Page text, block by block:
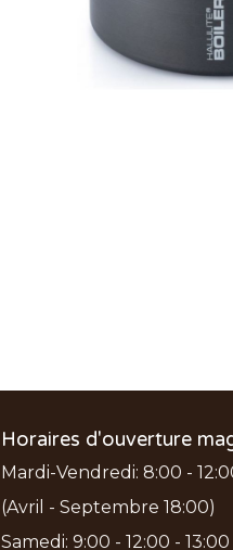
Horaires d'ouverture
Mardi-Vendredi: 8:00 -
(Avril - Septembre 18:00)
Samedi: 9:00 - 12:00 - 13:00